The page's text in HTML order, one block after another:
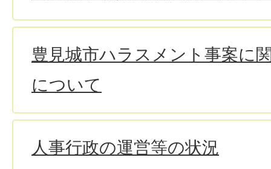
豊見城市ハラスメント事案に
について
人事行政の運営等の状況